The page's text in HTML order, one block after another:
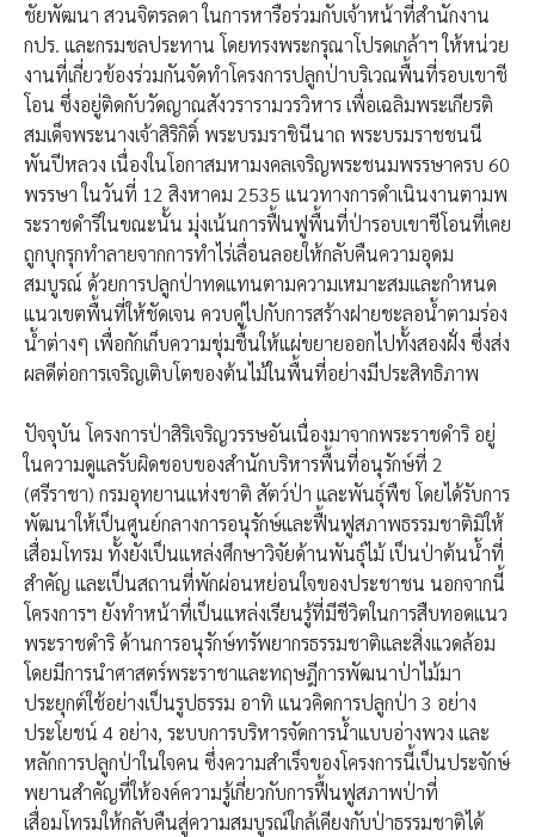
ชัยพัฒนา สวนจิตรลดา ในการหารือร่วมกับเจ้าหน้าที่สำนักงาน
กปร. และกรมชลประทาน โดยทรงพระกรุณาโปรดเกล้าฯ ให้หน่วย
งานที่เกี่ยวข้องร่วมกันจัดทำโครงการปลูกป่าบริเวณพื้นที่รอบเขาชี
โอน ซึ่งอยู่ติดกับวัดญาณสังวรารามวรวิหาร เพื่อเฉลิมพระเกียรติ
สมเด็จพระนางเจ้าสิริกิติ์ พระบรมราชินีนาถ พระบรมราชชนนี
พันปีหลวง เนื่องในโอกาสมหามงคลเจริญพระชนมพรรษาครบ 60
พรรษา ในวันที่ 12 สิงหาคม 2535 ​แนวทางการดำเนินงานตามพ
ระราชดำริในขณะนั้น มุ่งเน้นการฟื้นฟูพื้นที่ป่ารอบเขาชีโอนที่เคย
ถูกบุกรุกทำลายจากการทำไร่เลื่อนลอยให้กลับคืนความอุดม
สมบูรณ์ ด้วยการปลูกป่าทดแทนตามความเหมาะสมและกำหนด
แนวเขตพื้นที่ให้ชัดเจน ควบคู่ไปกับการสร้างฝายชะลอน้ำตามร่อง
น้ำต่างๆ เพื่อกักเก็บความชุ่มชื้นให้แผ่ขยายออกไปทั้งสองฝั่ง ซึ่งส่ง
ผลดีต่อการเจริญเติบโตของต้นไม้ในพื้นที่อย่างมีประสิทธิภาพ
​ปัจจุบัน โครงการป่าสิริเจริญวรรษอันเนื่องมาจากพระราชดำริ อยู่
ในความดูแลรับผิดชอบของสำนักบริหารพื้นที่อนุรักษ์ที่ 2
(ศรีราชา) กรมอุทยานแห่งชาติ สัตว์ป่า และพันธุ์พืช โดยได้รับการ
พัฒนาให้เป็นศูนย์กลางการอนุรักษ์และฟื้นฟูสภาพธรรมชาติมิให้
เสื่อมโทรม ทั้งยังเป็นแหล่งศึกษาวิจัยด้านพันธุ์ไม้ เป็นป่าต้นน้ำที่
สำคัญ และเป็นสถานที่พักผ่อนหย่อนใจของประชาชน นอกจากนี้
โครงการฯ ยังทำหน้าที่เป็นแหล่งเรียนรู้ที่มีชีวิตในการสืบทอดแนว
พระราชดำริ ด้านการอนุรักษ์ทรัพยากรธรรมชาติและสิ่งแวดล้อม
โดยมีการนำศาสตร์พระราชาและทฤษฎีการพัฒนาป่าไม้มา
ประยุกต์ใช้อย่างเป็นรูปธรรม อาทิ แนวคิดการปลูกป่า 3 อย่าง
ประโยชน์ 4 อย่าง, ระบบการบริหารจัดการน้ำแบบอ่างพวง และ
หลักการปลูกป่าในใจคน ซึ่งความสำเร็จของโครงการนี้เป็นประจักษ์
พยานสำคัญที่ให้องค์ความรู้เกี่ยวกับการฟื้นฟูสภาพป่าที่
เสื่อมโทรมให้กลับคืนสู่ความสมบูรณ์ใกล้เคียงกับป่าธรรมชาติได้